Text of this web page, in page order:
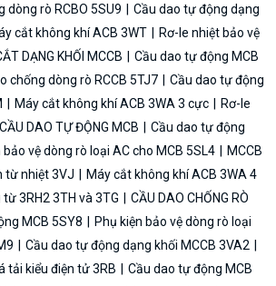
dòng rò RCBO 5SU9
Cầu dao tự động dạng
cắt không khí ACB 3WT
Rơ-le nhiệt bảo vệ
DẠNG KHỐI MCCB
Cầu dao tự động MCB
chống dòng rò RCCB 5TJ7
Cầu dao tự động
Máy cắt không khí ACB 3WA 3 cực
Rơ-le
CẦU DAO TỰ ĐỘNG MCB
Cầu dao tự động
bảo vệ dòng rò loại AC cho MCB 5SL4
MCCB
từ nhiệt 3VJ
Máy cắt không khí ACB 3WA 4
3RH2 3TH và 3TG
CẦU DAO CHỐNG RÒ
MCB 5SY8
Phụ kiện bảo vệ dòng rò loại
Cầu dao tự động dạng khối MCCB 3VA2
tải kiểu điện tử 3RB
Cầu dao tự động MCB